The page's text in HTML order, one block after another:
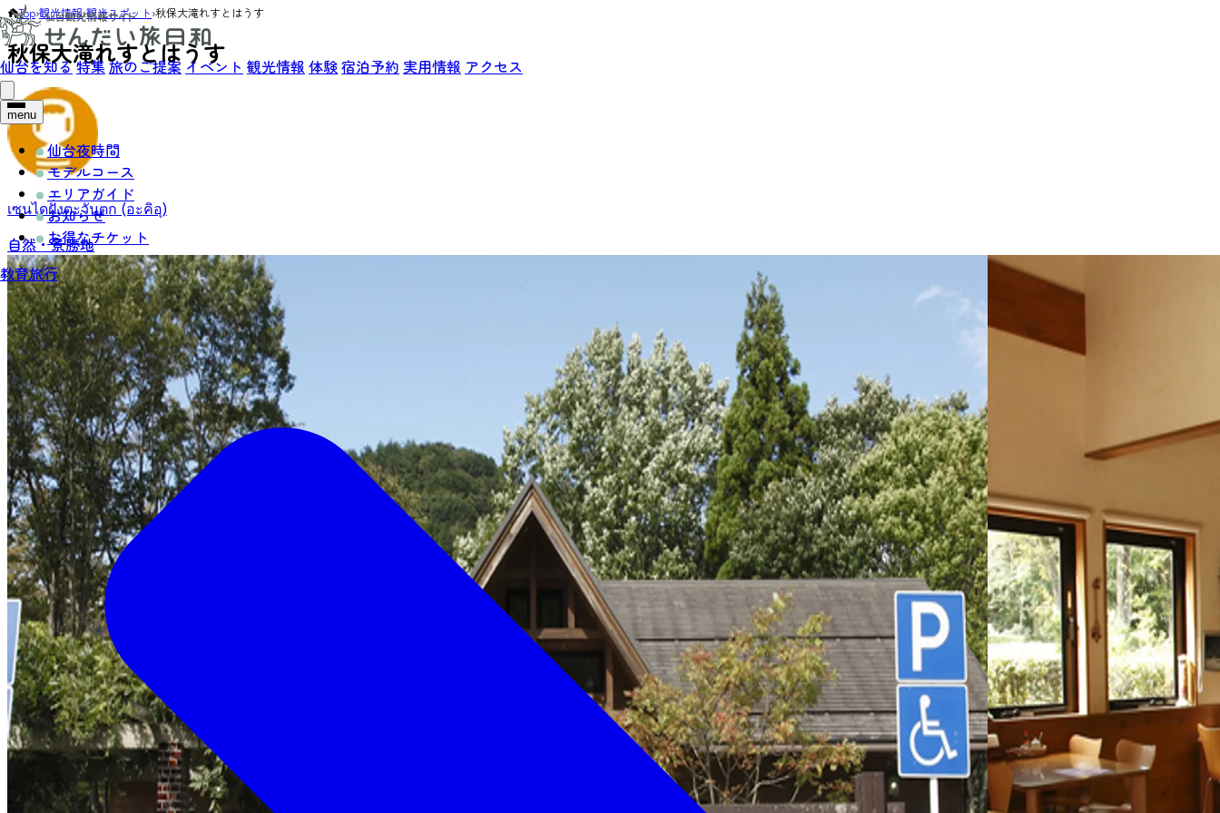
仙台を知る 特集旅のご提案 イベント 観光情報 体験宿泊予約 実用情報 アクセス
menu
仙台夜時間
モデルコース
エリアガイド
お知らせ
お得なチケット
教育旅行
Top›観光情報›観光スポット›秋保大滝れすとはうす
秋保大滝れすとはうす
เซนไดฝั่งตะวันตก (อะคิอุ)
自然・景勝地